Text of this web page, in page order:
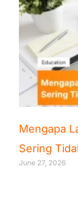
Mengapa
Sering
June 27, 2026